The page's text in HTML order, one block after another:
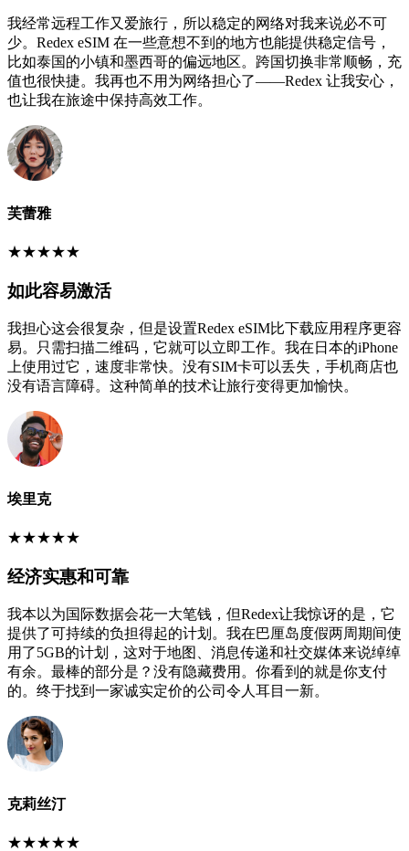
我经常远程工作又爱旅行，所以稳定的网络对我来说必不可
少。Redex eSIM 在一些意想不到的地方也能提供稳定信号，
比如泰国的小镇和墨西哥的偏远地区。跨国切换非常顺畅，充
值也很快捷。我再也不用为网络担心了——Redex 让我安心，
也让我在旅途中保持高效工作。
芙蕾雅
★★★★★
如此容易激活
我担心这会很复杂，但是设置Redex eSIM比下载应用程序更容
易。只需扫描二维码，它就可以立即工作。我在日本的iPhone
上使用过它，速度非常快。没有SIM卡可以丢失，手机商店也
没有语言障碍。这种简单的技术让旅行变得更加愉快。
埃里克
★★★★★
经济实惠和可靠
我本以为国际数据会花一大笔钱，但Redex让我惊讶的是，它
提供了可持续的负担得起的计划。我在巴厘岛度假两周期间使
用了5GB的计划，这对于地图、消息传递和社交媒体来说绰绰
有余。最棒的部分是？没有隐藏费用。你看到的就是你支付
的。终于找到一家诚实定价的公司令人耳目一新。
克莉丝汀
★★★★★